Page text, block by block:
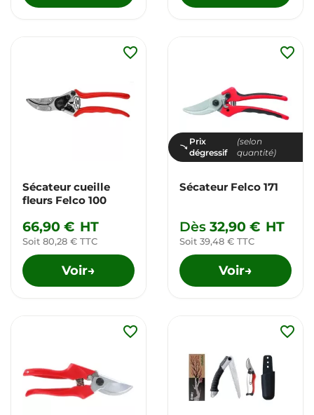
Sécateur cueille
fleurs Felco 100
66,90 € HT
Soit 80,28 € TTC
Voir→
favorite_border
Prix
dégressif
(selon
quantité)
Sécateur Felco 171
Dès 32,90 € HT
Soit 39,48 € TTC
Voir→
favorite_border
favorite_border favorite_border